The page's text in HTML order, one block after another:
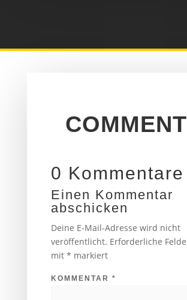
0 Kommentare
Einen Kommentar
abschicken
Deine E-Mail-Adresse wird nicht
veröffentlicht. Erforderliche
mit * markiert
KOMMENTAR *